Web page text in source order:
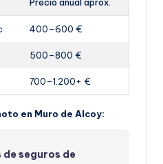
400–600 €
500–800 €
700–1.200+ €
en Muro de Alcoy:
seguros de